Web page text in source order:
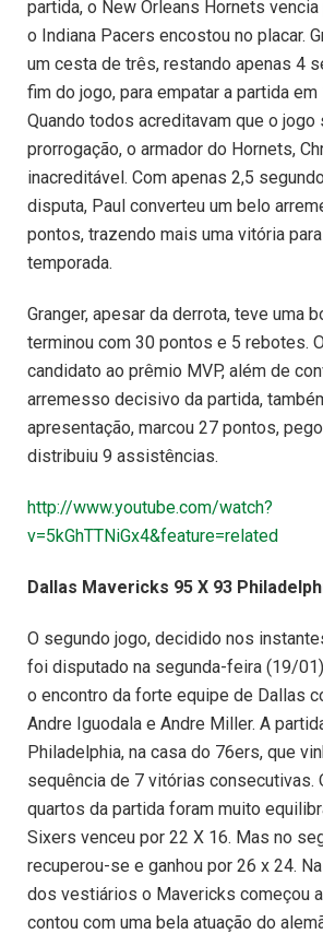
partida, o New Orleans Hornets
o Indiana Pacers encostou no placar.
um cesta de três, restando apenas 4
fim do jogo, para empatar a partida em
Quando todos acreditavam que o
prorrogação, o armador do Hornets,
inacreditável. Com apenas 2,5
disputa, Paul converteu um belo
pontos, trazendo mais uma vitória
temporada.
Granger, apesar da derrota, teve uma
terminou com 30 pontos e 5 rebotes.
candidato ao prêmio MVP, além de
arremesso decisivo da partida,
apresentação, marcou 27 pontos,
distribuiu 9 assistências.
http://www.youtube.com/watch?
v=5kGhTTNiGx4&feature=related
Dallas Mavericks 95 X 93
O segundo jogo, decidido nos
foi disputado na segunda-feira (19/
o encontro da forte equipe de Dallas
Andre Iguodala e Andre Miller. A
Philadelphia, na casa do 76ers, que
sequência de 7 vitórias consecutivas.
quartos da partida foram muito
Sixers venceu por 22 X 16. Mas no
recuperou-se e ganhou por 26 x 24.
dos vestiários o Mavericks começou
contou com uma bela atuação do